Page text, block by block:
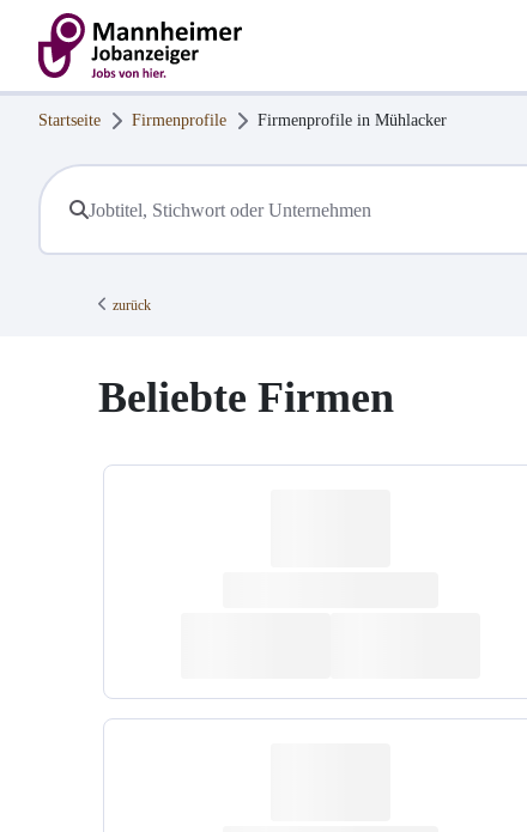
Startseite Firmenprofile Firmenprofile in Mühlacker
zurück
Beliebte Firmen